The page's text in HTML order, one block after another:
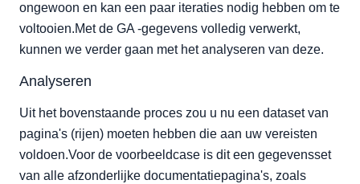
ongewoon en kan een paar iteraties nodig hebben om te
voltooien.Met de GA -gegevens volledig verwerkt,
kunnen we verder gaan met het analyseren van deze.
Analyseren
Uit het bovenstaande proces zou u nu een dataset van
pagina's (rijen) moeten hebben die aan uw vereisten
voldoen.Voor de voorbeeldcase is dit een gegevensset
van alle afzonderlijke documentatiepagina's, zoals